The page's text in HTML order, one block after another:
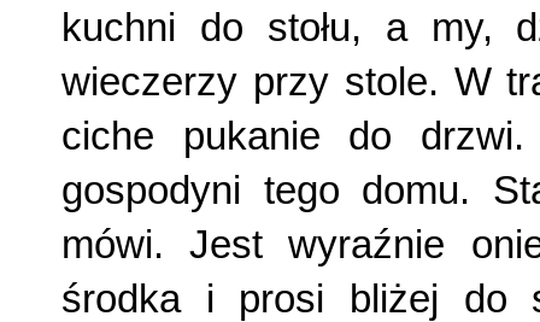
kuchni do stołu, a my,
wieczerzy przy stole. W
ciche pukanie do
gospodyni tego domu.
mówi. Jest wyraźnie
środka i prosi bliżej do